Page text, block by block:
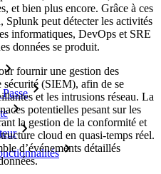
et bien plus encore. Grâce à ces
peut détecter les activités
informatiques, DevOps et SRE
données se produit.
fournir une gestion des
sécurité (SIEM), afin de se
et les intrusions réseau. La
potentielles pesant sur les
la gestion de la conformité et
cloud en quasi-temps réel.
d’événements détaillés